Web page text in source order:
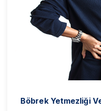
Böbrek Yetmezliği